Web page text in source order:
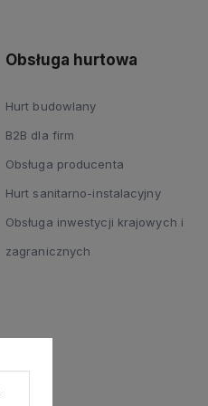
Obsługa hurtowa
Hurt budowlany
B2B dla firm
Obsługa producenta
Hurt sanitarno-instalacyjny
Obsługa inwestycji krajowych i
zagranicznych